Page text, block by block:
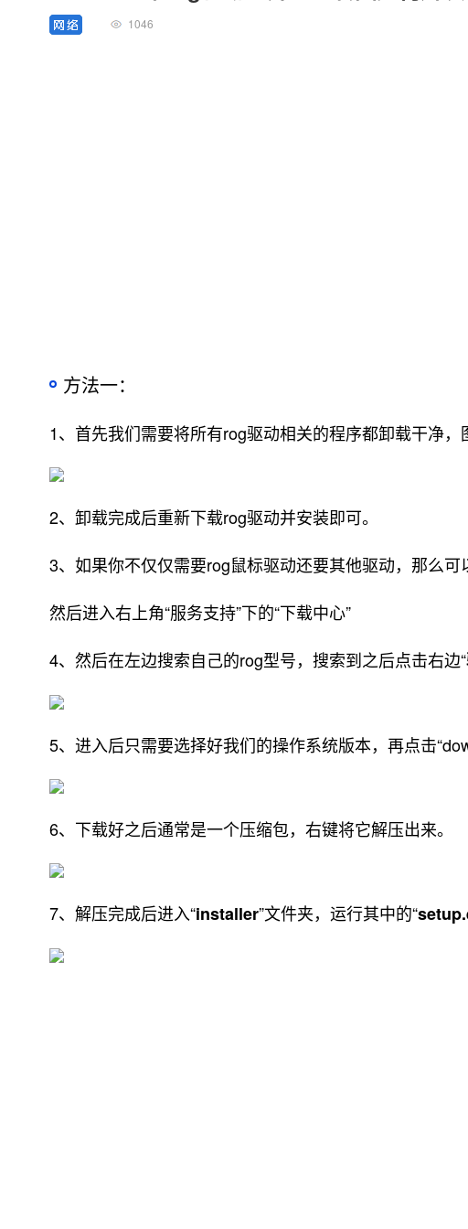
1046
方法一：
1、首先我们需要将所有rog驱动相关的程序都卸载干净，
2、卸载完成后重新下载rog驱动并安装即可。
3、如果你不仅仅需要rog鼠标驱动还要其他驱动，那么可
然后进入右上角“服务支持”下的“下载中心”
4、然后在左边搜索自己的rog型号，搜索到之后点击右边“
5、进入后只需要选择好我们的操作系统版本，再点击
6、下载好之后通常是一个压缩包，右键将它解压出来。
7、解压完成后进入“installer”文件夹，运行其中的“